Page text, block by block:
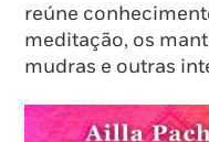
reúne
meditação, os
mudras e outras